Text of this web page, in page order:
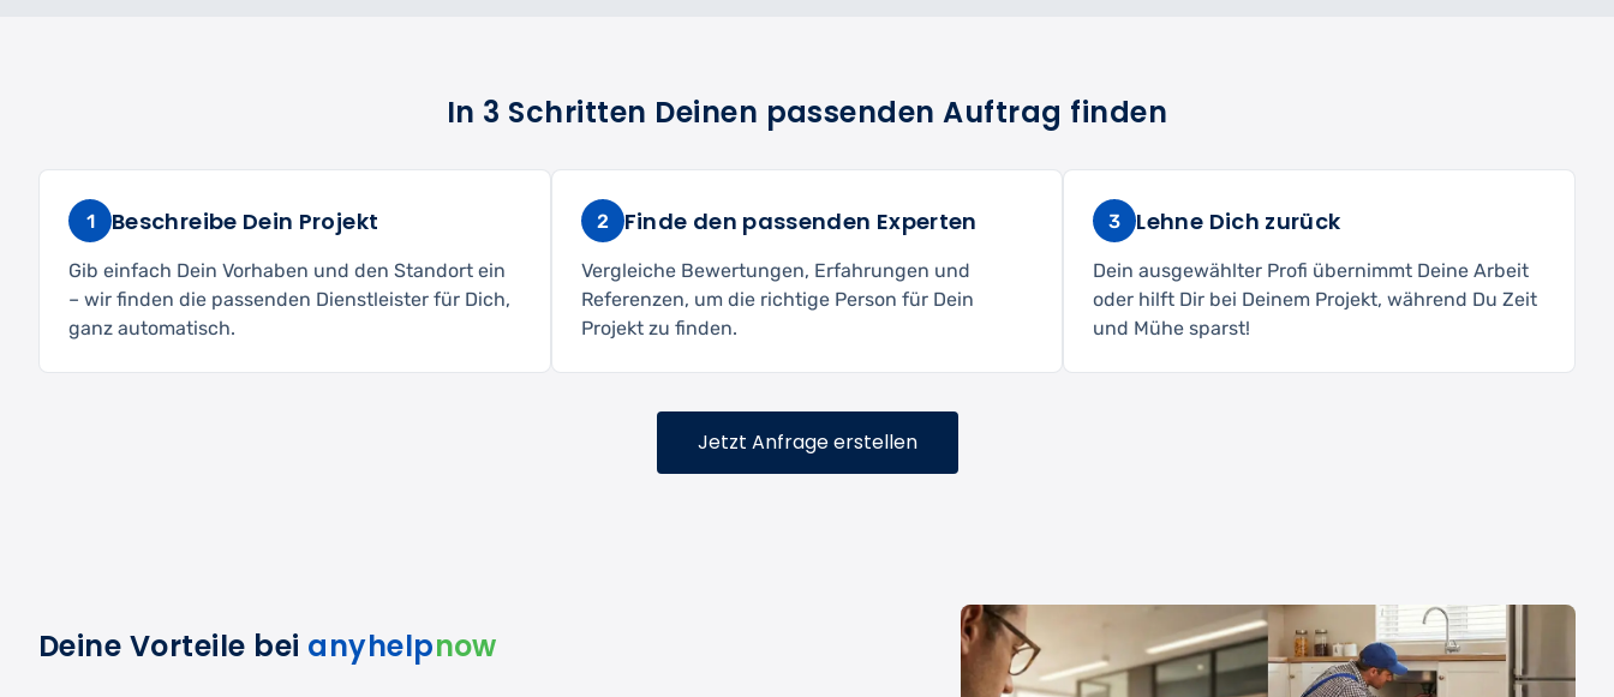
In 3 Schritten Deinen passenden Auftrag finden
1 Beschreibe Dein Projekt
Gib einfach Dein Vorhaben und den Standort ein
– wir finden die passenden Dienstleister für Dich,
ganz automatisch.
2 Finde den passenden Experten
Vergleiche Bewertungen, Erfahrungen und
Referenzen, um die richtige Person für Dein
Projekt zu finden.
3 Lehne Dich zurück
Dein ausgewählter Profi übernimmt Deine Arbeit
oder hilft Dir bei Deinem Projekt, während Du Zeit
und Mühe sparst!
Jetzt Anfrage erstellen
Deine Vorteile bei anyhelpnow